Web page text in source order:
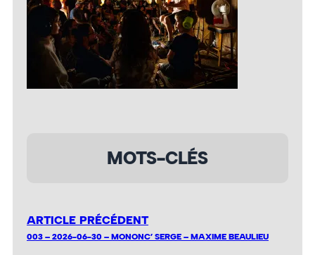
MOTS-CLÉS
ARTICLE PRÉCÉDENT
003 – 2026-06-30 – MONONC’ SERGE – MAXIME BEAULIEU